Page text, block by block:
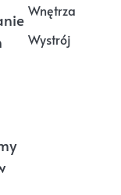
Wnętrza
Wystrój